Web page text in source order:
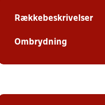
Rækkebeskrivelser
Ombrydning